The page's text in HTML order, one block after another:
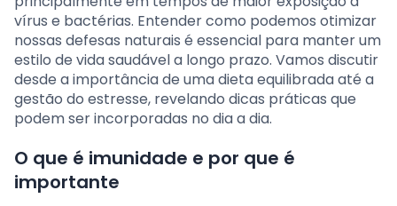
vírus e bactérias. Entender como podemos otimizar
nossas defesas naturais é essencial para manter um
estilo de vida saudável a longo prazo. Vamos discutir
desde a importância de uma dieta equilibrada até a
gestão do estresse, revelando dicas práticas que
podem ser incorporadas no dia a dia.
O que é imunidade e por que é
importante